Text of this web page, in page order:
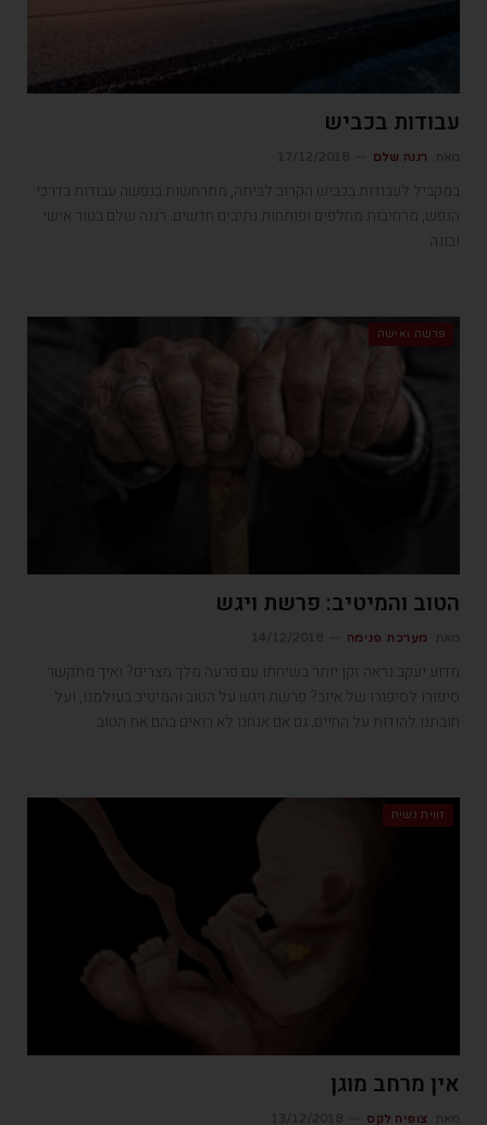
עבודות בכביש
רננה שלם
במקביל לעבודות בכביש הקרוב לביתה, מתרחשות בנפשה עבודות בדרכי
הנפש, מרחיבות מחלפים ופותחות נתיבים חדשים. רננה שלם בטור אישי
ובונה
פרשה ואישה
הטוב והמיטיב: פרשת ויגש
מערכת פנימה
מדוע יעקב נראה זקן יותר בשיחתו עם פרעה מלך מצרים? ואיך מתקשר
סיפורו לסיפורו של איוב? פרשת ויגש על הטוב והמיטיב בעולמנו, ועל
חובתנו להודות על החיים, גם אם אנחנו לא רואים בהם את הטוב
זווית נשית
אין מרחב מוגן
צופיה לקס